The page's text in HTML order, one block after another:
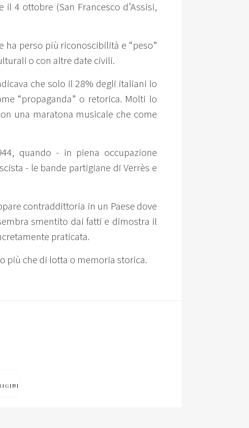
4 ottobre (San Francesco d’Assisi,
ha perso più riconoscibilità e “peso”
o con altre date civili.
che solo il 28% degli italiani lo
“propaganda” o retorica. Molti lo
una maratona musicale che come
quando - in piena occupazione
- le bande partigiane di Verrès e
contraddittoria in un Paese dove
smentito dai fatti e dimostra il
praticata.
più che di lotta o memoria storica.